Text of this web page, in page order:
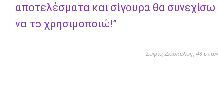
αποτελέσματα και σίγουρα θα συνεχίσω
να το χρησιμοποιώ!”
Σοφία, Δάσκαλος, 48 ετών